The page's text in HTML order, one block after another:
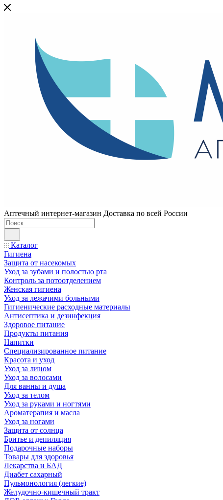
Аптечный интернет-магазин Доставка по всей России
Каталог
Гигиена
Защита от насекомых
Уход за зубами и полостью рта
Контроль за потоотделением
Женская гигиена
Уход за лежачими больными
Гигиенические расходные материалы
Антисептика и дезинфекция
Здоровое питание
Продукты питания
Напитки
Специализированное питание
Красота и уход
Уход за лицом
Уход за волосами
Для ванны и душа
Уход за телом
Уход за руками и ногтями
Ароматерапия и масла
Уход за ногами
Защита от солнца
Бритье и депиляция
Подарочные наборы
Товары для здоровья
Лекарства и БАД
Диабет сахарный
Пульмонология (легкие)
Желудочно-кишечный тракт